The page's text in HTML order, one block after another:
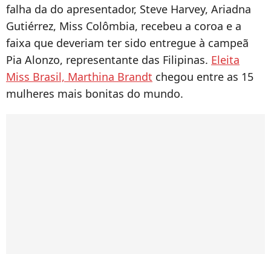
falha da do apresentador, Steve Harvey, Ariadna
Gutiérrez, Miss Colômbia, recebeu a coroa e a
faixa que deveriam ter sido entregue à campeã
Pia Alonzo, representante das Filipinas. Eleita
Miss Brasil, Marthina Brandt chegou entre as 15
mulheres mais bonitas do mundo.